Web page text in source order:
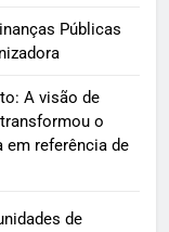
Públicas
A visão de
o
em referência de
de